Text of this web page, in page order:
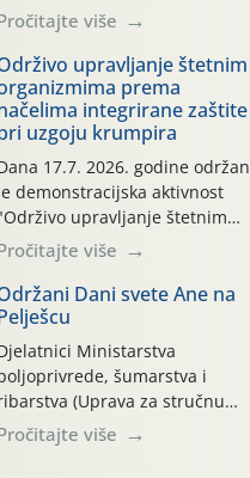
i oznakom
CROCPA EKO MODEL:
ambalaža kao i
drugih proizvoda koji
sredstva za zaštitu bilja
(npr. ambalaža od mineralnih
se ne prihvaća.
je osiguran
povrat prazne
isključivo ovih tvrtki:
MAKS, AGRONOM,
TKI* (PINUS […]
više
upravljanje štetnim
prema
integrirane zaštite
uzgoju krumpira
17.7. 2026. godine
demonstracijska aktivnost
upravljanje štetnim
prema načelima
integrirane zaštite pri uzgoju
na pokusnom polju
kraj naselja Belica
parcela ID 2445031)
dio Međimurske
više
Dani svete Ane na
Ministarstva
šumarstva i
(Uprava za stručnu
razvoju poljoprivrede)
sudjelovali su na tradicionalnom
više